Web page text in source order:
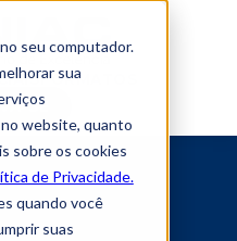
seu computador.
sua
website, quanto
sobre os cookies
de Privacidade.
quando você
suas
FORMATOS
SE